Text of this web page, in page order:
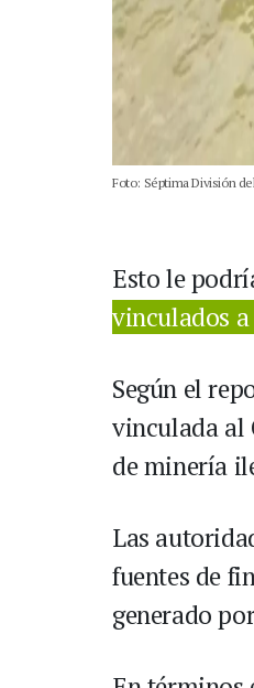
Foto: Séptima División
Esto le
vinculados
Según el
vinculada al
de minería
Las
fuentes de
generado